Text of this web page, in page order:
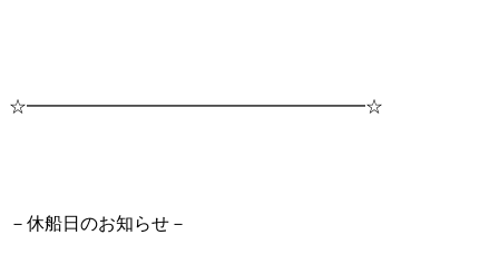
☆━━━━━━━━━━━━━━━━━━━☆
－休船日のお知らせ－